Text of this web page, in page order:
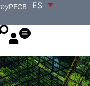
ES
PECB